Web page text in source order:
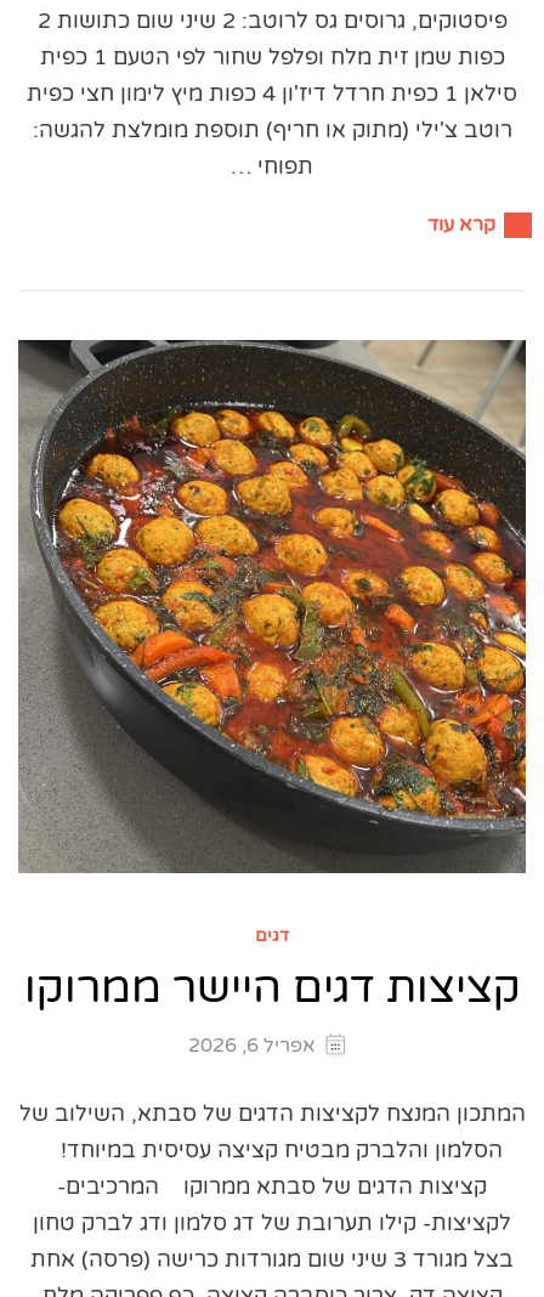
פיסטוקים, גרוסים גס לרוטב: 2 שיני שום כתושות 2
כפות שמן זית מלח ופלפל שחור לפי הטעם 1 כפית
סילאן 1 כפית חרדל דיז'ון 4 כפות מיץ לימון חצי כפית
רוטב צ'ילי (מתוק או חריף) תוספת מומלצת להגשה:
תפוחי …
קרא עוד
דגים
קציצות דגים היישר ממרוקו
אפריל 6, 2026
המתכון המנצח לקציצות הדגים של סבתא, השילוב של
הסלמון והלברק מבטיח קציצה עסיסית במיוחד! ​
קציצות הדגים של סבתא ממרוקו ​ המרכיבים-
לקציצות- קילו תערובת של דג סלמון ודג לברק טחון
בצל מגורד 3 שיני שום מגורדות כרישה (פרסה) אחת